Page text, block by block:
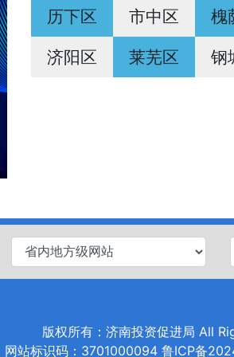
历下区 市中区 槐
济阳区 莱芜区 钢
版权所有：济南投资促进局 All
网站标识码：3701000094 鲁ICP备